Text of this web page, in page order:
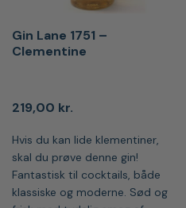
Gin Lane 1751 –
Clementine
219,00 kr.
Hvis du kan lide klementiner,
skal du prøve denne gin!
Fantastisk til cocktails, både
klassiske og moderne. Sød og